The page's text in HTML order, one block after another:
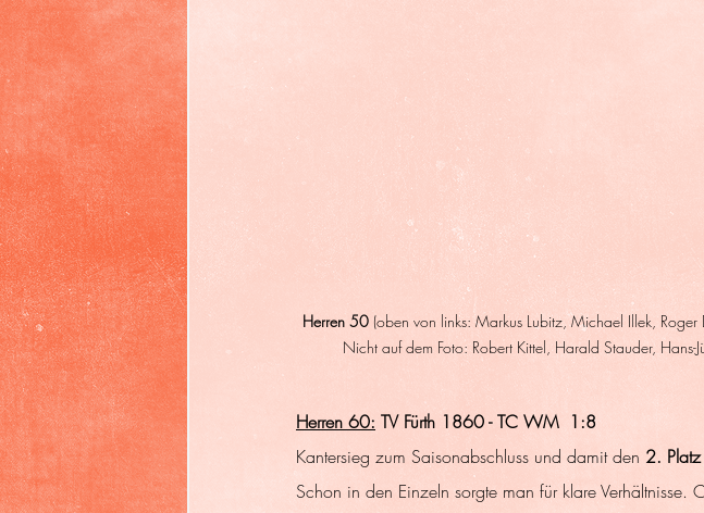
Herren 50 (oben von links: Markus Lubitz, Michael Illek, Roger
Nicht auf dem Foto: Robert Kittel, Harald Stauder,
Herren 60: TV Fürth 1860 - TC WM  1:8
Kantersieg zum Saisonabschluss und damit den 2.
Schon in den Einzeln sorgte man für klare